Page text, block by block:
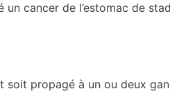
cancer de l’estomac de
soit propagé à un ou deux